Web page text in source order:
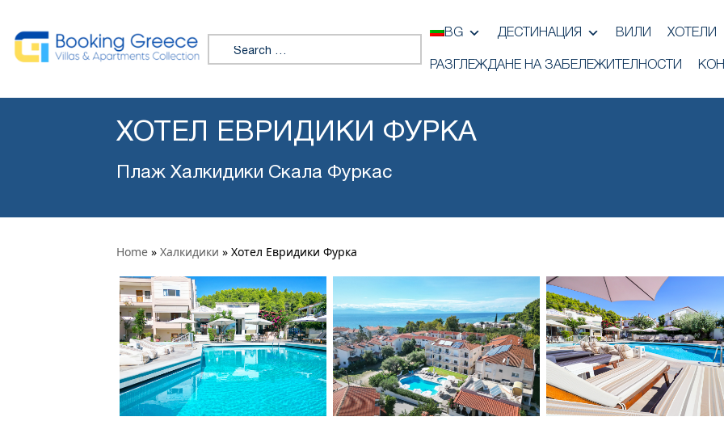
Search for:
BG ДЕСТИНАЦИЯ ВИЛИ ХОТЕЛИ
РАЗГЛЕЖДАНЕ НА ЗАБЕЛЕЖИТЕЛНОСТИ
ХОТЕЛ ЕВРИДИКИ ФУРКА
Плаж Халкидики Скала Фуркас
Home » Халкидики » Хотел Евридики Фурка